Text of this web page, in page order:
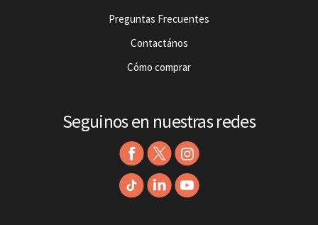
Preguntas Frecuentes
Contactános
Cómo comprar
Seguinos en nuestras redes